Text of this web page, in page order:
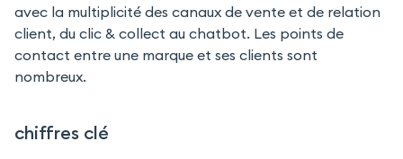
avec la multiplicité des canaux de vente et de relation
client, du clic & collect au chatbot. Les points de
contact entre une marque et ses clients sont
nombreux.
chiffres clé